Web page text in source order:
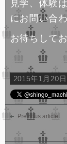
見学、体験
にお問い合
お待ちして
2015年1月20
Previous article